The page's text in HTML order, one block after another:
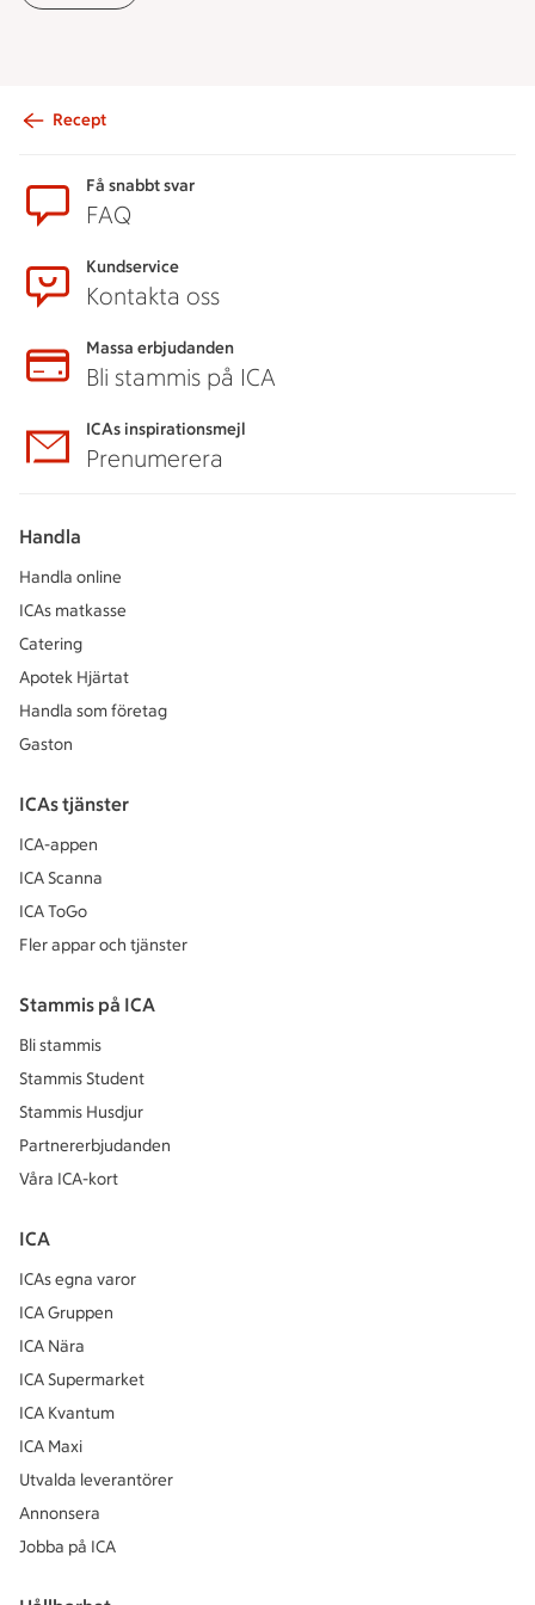
Recept
Få snabbt svar
FAQ
Kundservice
Kontakta oss
Massa erbjudanden
Bli stammis på ICA
ICAs inspirationsmejl
Prenumerera
Handla
Handla online
ICAs matkasse
Catering
Apotek Hjärtat
Handla som företag
Gaston
ICAs tjänster
ICA-appen
ICA Scanna
ICA ToGo
Fler appar och tjänster
Stammis på ICA
Bli stammis
Stammis Student
Stammis Husdjur
Partnererbjudanden
Våra ICA-kort
ICA
ICAs egna varor
ICA Gruppen
ICA Nära
ICA Supermarket
ICA Kvantum
ICA Maxi
Utvalda leverantörer
Annonsera
Jobba på ICA